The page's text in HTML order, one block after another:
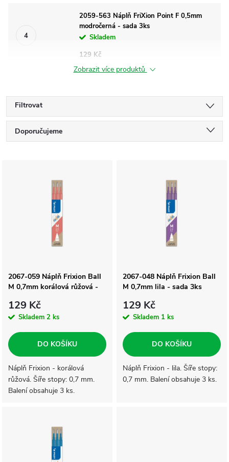
2059-563 Náplň FriXion Point F 0,5mm
modročerná - sada 3ks
Skladem
129 Kč
Zobrazit více produktů
Filtrovat
Ř
p
r
o
d
u
Doporučujeme
Nejprodávanější
s
p
r
o
d
u
2067-059 Náplň Frixion Ball
M 0,7mm korálová růžová -
129 Kč
Skladem 2 ks
DO KOŠÍKU
Náplň Frixion - korálová
růžová. Šíře stopy: 0,7 mm.
Balení obsahuje 3 ks.
2067-048 Náplň Frixion Ball
M 0,7mm lila - sada 3ks
129 Kč
Skladem 1 ks
DO KOŠÍKU
Náplň Frixion - lila. Šíře stopy:
0,7 mm. Balení obsahuje 3 ks.